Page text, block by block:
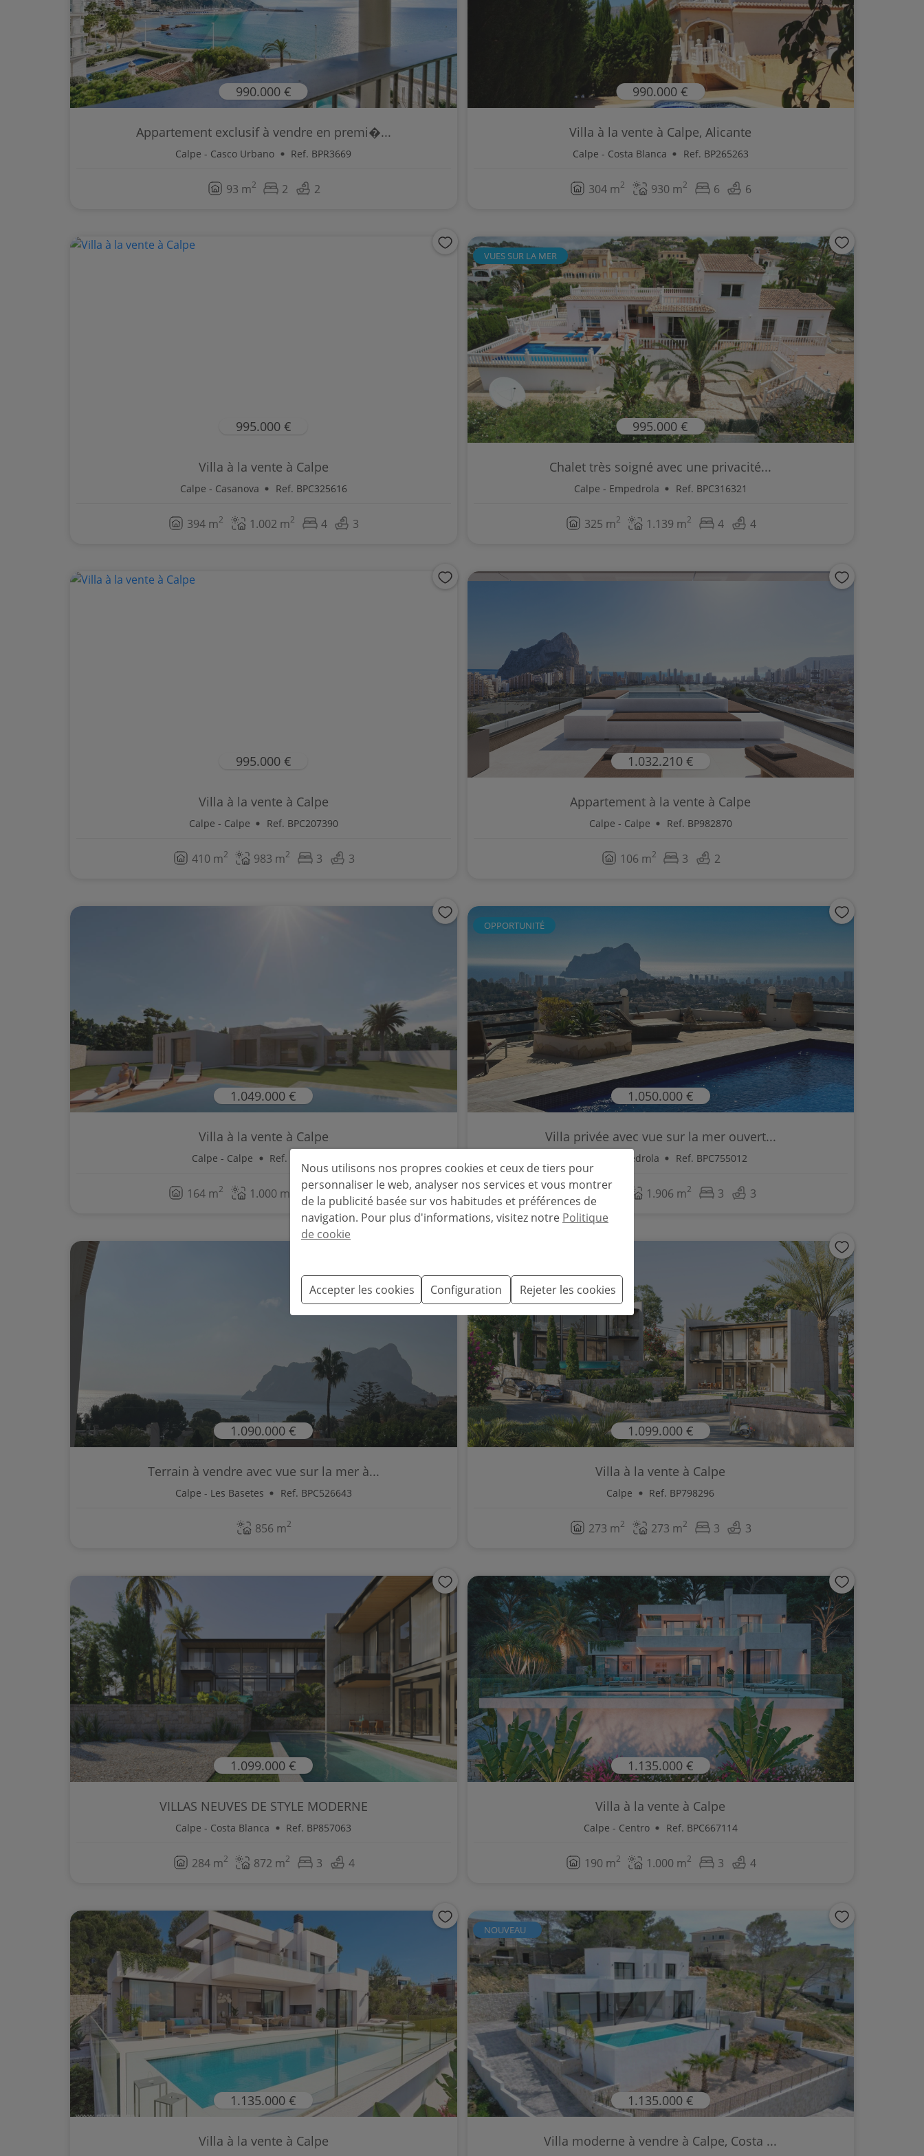
990.000 €
Appartement exclusif à vendre en premi�...
Calpe - Casco Urbano Ref. BPR3669
93 m2 2 2
990.000 €
Villa à la vente à Calpe, Alicante
Calpe - Costa Blanca Ref. BP265263
304 m2 930 m2 6 6
995.000 €
Villa à la vente à Calpe
Calpe - Casanova Ref. BPC325616
394 m2 1.002 m2 4 3
VUES SUR LA MER
995.000 €
Chalet très soigné avec une privacité...
Calpe - Empedrola Ref. BPC316321
325 m2 1.139 m2 4 4
995.000 €
Villa à la vente à Calpe
Calpe - Calpe Ref. BPC207390
410 m2 983 m2 3 3
1.032.210 €
Appartement à la vente à Calpe
Calpe - Calpe Ref. BP982870
106 m2 3 2
1.049.000 €
Villa à la vente à Calpe
Calpe - Calpe Ref. BP561709
164 m2 1.000 m 3 2
OPPORTUNITÉ
1.050.000 €
Villa privée avec vue sur la mer ouvert...
Calpe - Empedrola Ref. BPC755012
184 m 1.906 m2 3 3
1.090.000 €
Terrain à vendre avec vue sur la mer à...
Calpe - Les Basetes Ref. BPC526643
856 m2
1.099.000 €
Villa à la vente à Calpe
Calpe Ref. BP798296
273 m2 273 m2 3 3
1.099.000 €
VILLAS NEUVES DE STYLE MODERNE
Calpe - Costa Blanca Ref. BP857063
284 m2 872 m2 3 4
1.135.000 €
Villa à la vente à Calpe
Calpe - Centro Ref. BPC667114
190 m2 1.000 m2 3 4
1.135.000 €
Villa à la vente à Calpe
NOUVEAU
1.135.000 €
Villa moderne à vendre à Calpe, Costa ...
Nous utilisons nos propres cookies et ceux de tiers pour
personnaliser le web, analyser nos services et vous montrer
de la publicité basée sur vos habitudes et préférences de
navigation. Pour plus d'informations, visitez notre Politique
de cookie
Accepter les cookies Configuration Rejeter les cookies